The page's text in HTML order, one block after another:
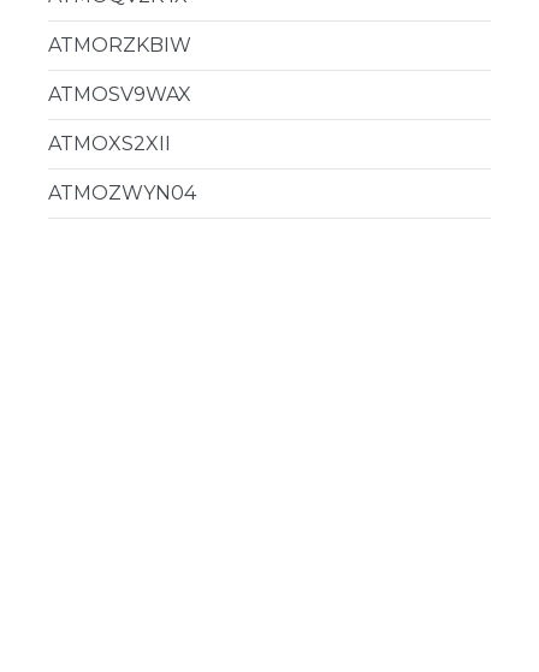
ATMORZKBIW
ATMOSV9WAX
ATMOXS2XII
ATMOZWYN04